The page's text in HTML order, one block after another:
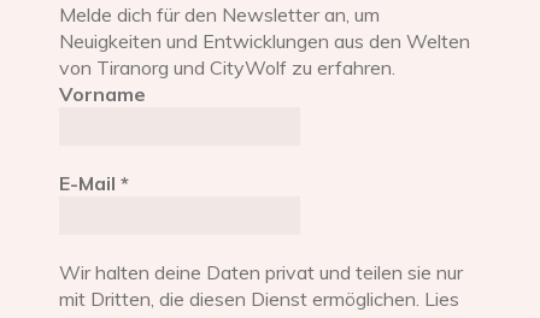
Melde dich für den Newsletter an, um
Neuigkeiten und Entwicklungen aus den Welten
von Tiranorg und CityWolf zu erfahren.
Vorname
E-Mail *
Wir halten deine Daten privat und teilen sie nur
mit Dritten, die diesen Dienst ermöglichen. Lies